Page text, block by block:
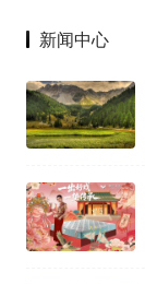
新闻中心